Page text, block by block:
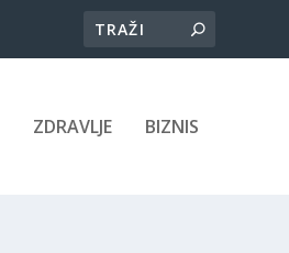
ZDRAVLJE BIZNIS